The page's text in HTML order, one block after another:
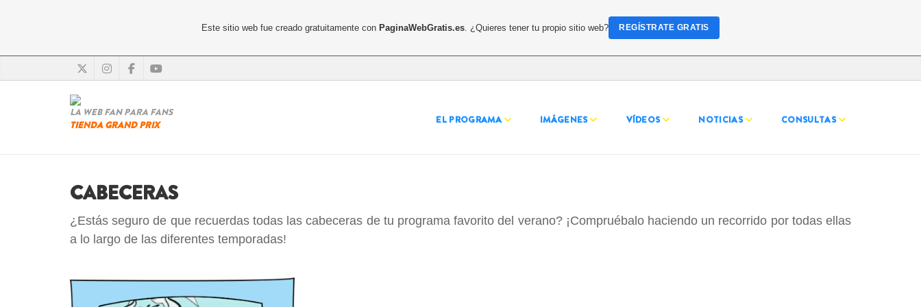
LA WEB FAN PARA FANS
TIENDA GRAND PRIX
EL PROGRAMA IMÁGENES VÍDEOS NOTICIAS CONSULTAS
CABECERAS
¿Estás seguro de que recuerdas todas las cabeceras de tu programa favorito del verano? ¡Compruébalo haciendo un recorrido por todas ellas
a lo largo de las diferentes temporadas!
Este sitio web fue creado gratuitamente conPaginaWebGratis.es . ¿Quieres tener tu propio sitio web? REGÍSTRATE GRATIS